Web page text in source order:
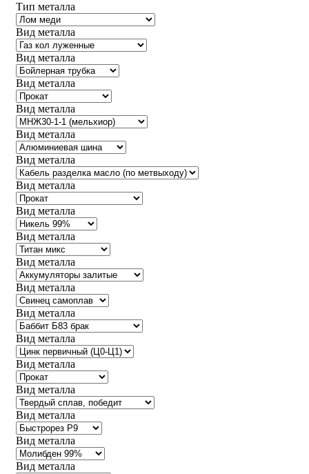
Тип металла
Вид металла
Вид металла
Вид металла
Вид металла
Вид металла
Вид металла
Вид металла
Вид металла
Вид металла
Вид металла
Вид металла
Вид металла
Вид металла
Вид металла
Вид металла
Вид металла
Вид металла
Вид металла